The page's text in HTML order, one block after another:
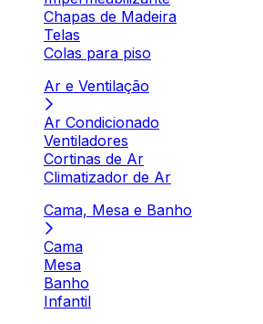
Chapas de Madeira
Telas
Colas para piso
Ar e Ventilação
Ar Condicionado
Ventiladores
Cortinas de Ar
Climatizador de Ar
Cama, Mesa e Banho
Cama
Mesa
Banho
Infantil